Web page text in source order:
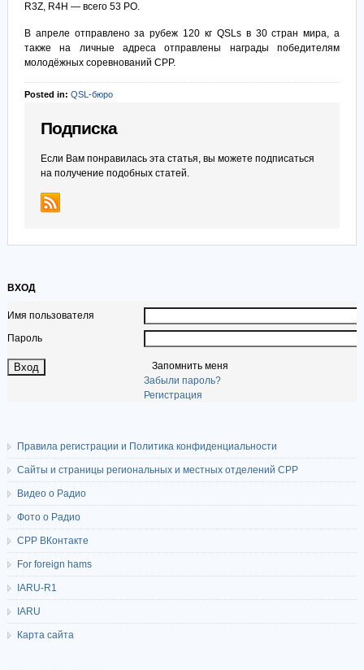
R3Z, R4H — всего 53 РО.
В апреле отправлено за рубеж 120 кг QSLs в 30 стран мира, а
также на личные адреса отправлены награды победителям
молодёжных соревнований СРР.
Posted in: QSL-бюро
Подписка
Если Вам понравилась эта статья, вы можете подписаться
на получение подобных статей.
ВХОД
Имя пользователя
Пароль
Запомнить меня
Забыли пароль?
Регистрация
Правила регистрации и Политика конфиденциальности
Сайты и страницы региональных и местных отделений СРР
Видео о Радио
Фото о Радио
СРР ВКонтакте
For foreign hams
IARU-R1
IARU
Карта сайта